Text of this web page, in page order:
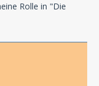
Rolle in "Die